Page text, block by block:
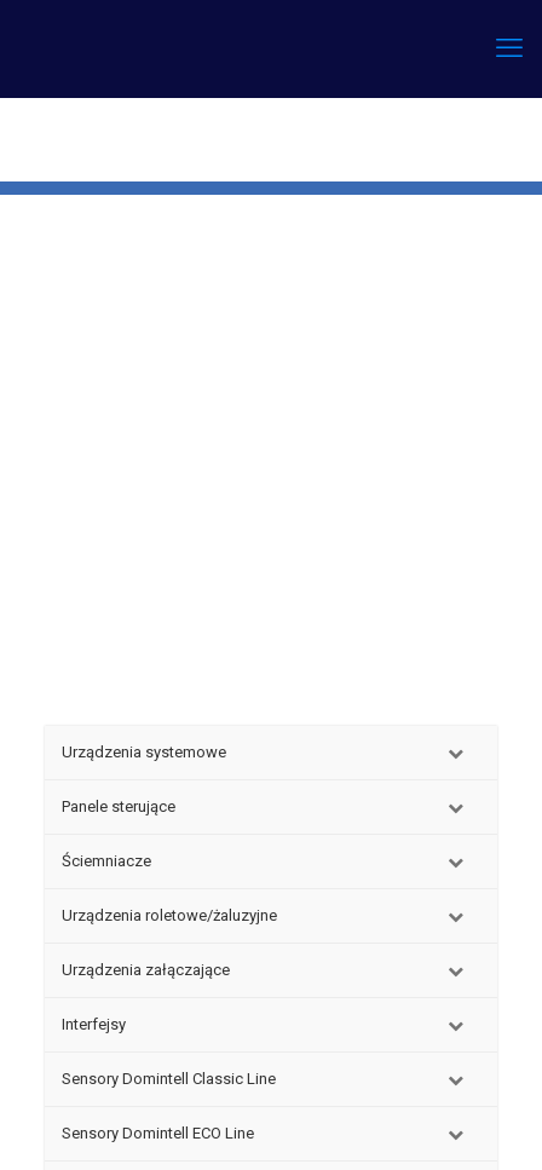
Urządzenia systemowe
Panele sterujące
Ściemniacze
Urządzenia roletowe/żaluzyjne
Urządzenia załączające
Interfejsy
Sensory Domintell Classic Line
Sensory Domintell ECO Line